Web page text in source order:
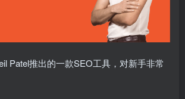
Patel推出的一款SEO工具，对新手非常